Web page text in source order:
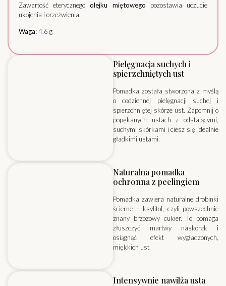
Zawartość eterycznegoolejku miętowego pozostawia uczucie
ukojenia i orzeźwienia.
Waga:4.6 g
Pielęgnacja suchych i
spierzchniętych ust
Pomadka została stworzona z myślą
o codziennej pielęgnacji suchej i
spierzchniętej skórze ust. Zapomnij o
popękanych ustach z odstającymi,
suchymi skórkami i ciesz się idealnie
gładkimi ustami.
Naturalna pomadka
ochronna z peelingiem
Pomadka zawiera naturalne drobinki
ścierne – ksylitol, czyli powszechnie
znany brzozowy cukier. To pomaga
złuszczyć martwy naskórek i
osiągnąć efekt wygładzonych,
miękkich ust.
Intensywnie nawilża usta